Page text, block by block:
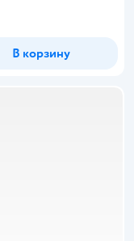
В корзину